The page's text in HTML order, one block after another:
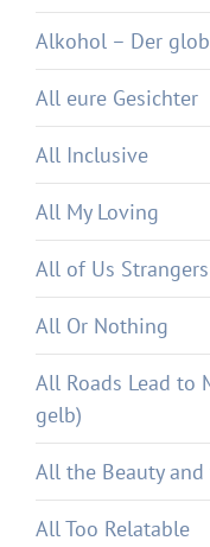
Alkohol – Der
All eure Gesichter
All Inclusive
All My Loving
All of Us Strangers
All Or Nothing
All Roads Lead to
gelb)
All the Beauty
All Too Relatable